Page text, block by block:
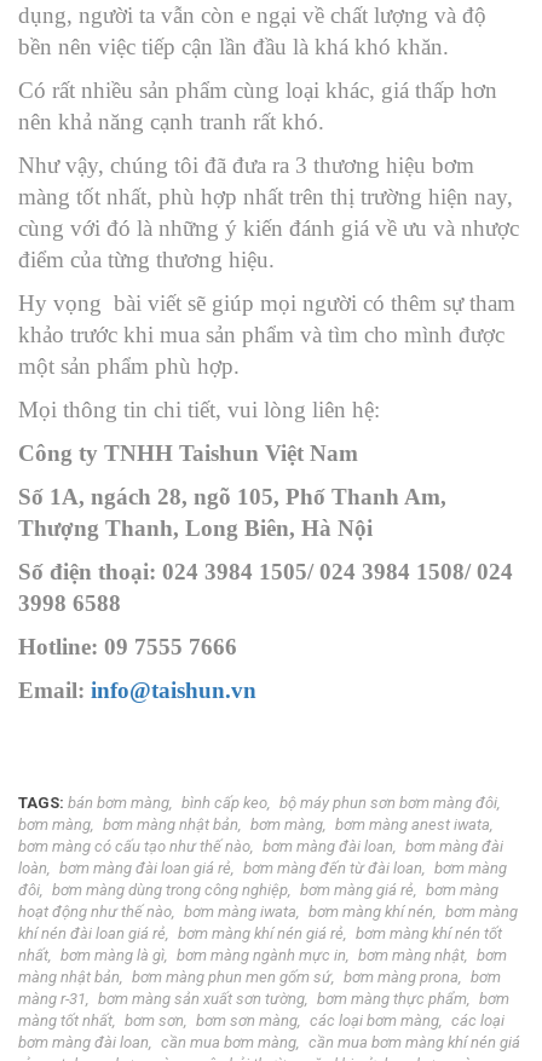
dụng, người ta vẫn còn e ngại về chất lượng và độ
bền nên việc tiếp cận lần đầu là khá khó khăn.
Có rất nhiều sản phẩm cùng loại khác, giá thấp hơn
nên khả năng cạnh tranh rất khó.
Như vậy, chúng tôi đã đưa ra 3 thương hiệu bơm
màng tốt nhất, phù hợp nhất trên thị trường hiện nay,
cùng với đó là những ý kiến đánh giá về ưu và nhược
điểm của từng thương hiệu.
Hy vọng bài viết sẽ giúp mọi người có thêm sự tham
khảo trước khi mua sản phẩm và tìm cho mình được
một sản phẩm phù hợp.
Mọi thông tin chi tiết, vui lòng liên hệ:
Công ty TNHH Taishun Việt Nam
Số 1A, ngách 28, ngõ 105, Phố Thanh Am,
Thượng Thanh, Long Biên, Hà Nội
Số điện thoại: 024 3984 1505/ 024 3984 1508/ 024
3998 6588
Hotline: 09 7555 7666
Email: info@taishun.vn
TAGS: bán bơm màng bình cấp keo
bộ máy phun sơn bơm màng đôi
bơm màng
bơm màng nhật bản bơm màng
bơm màng anest iwata
bơm màng có cấu tạo như thế nào
bơm màng đài loan
bơm màng đài
loàn
bơm màng đài loan giá rẻ bơm màng đến từ đài loan
bơm màng
đôi
bơm màng dùng trong công nghiệp bơm màng giá rẻ
bơm màng
hoạt động như thế nào
bơm màng iwata bơm màng khí nén
bơm màng
khí nén đài loan giá rẻ
bơm màng khí nén giá rẻ
bơm màng khí nén tốt
nhất
bơm màng là gì bơm màng ngành mực in bơm màng nhật
bơm
màng nhật bản
bơm màng phun men gốm sứ bơm màng prona
bơm
màng r-31
bơm màng sản xuất sơn tường bơm màng thực phẩm
bơm
màng tốt nhất
bơm sơn bơm sơn màng các loại bơm màng
các loại
bơm màng đài loan
cần mua bơm màng
cần mua bơm màng khí nén giá